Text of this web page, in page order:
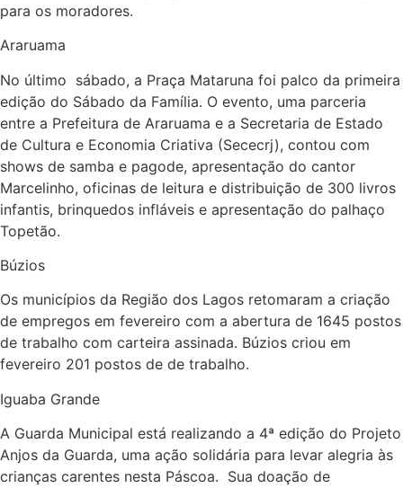
para os moradores.
Araruama
No último sábado, a Praça Mataruna foi palco da primeira
edição do Sábado da Família. O evento, uma parceria
entre a Prefeitura de Araruama e a Secretaria de Estado
de Cultura e Economia Criativa (Sececrj), contou com
shows de samba e pagode, apresentação do cantor
Marcelinho, oficinas de leitura e distribuição de 300 livros
infantis, brinquedos infláveis e apresentação do palhaço
Topetão.
Búzios
Os municípios da Região dos Lagos retomaram a criação
de empregos em fevereiro com a abertura de 1645 postos
de trabalho com carteira assinada. Búzios criou em
fevereiro 201 postos de de trabalho.
Iguaba Grande
A Guarda Municipal está realizando a 4ª edição do Projeto
Anjos da Guarda, uma ação solidária para levar alegria às
crianças carentes nesta Páscoa. Sua doação de